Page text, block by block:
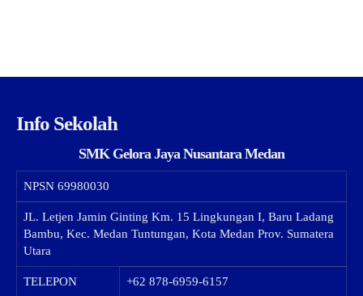
Info Sekolah
SMK Gelora Jaya Nusantara Medan
NPSN 69980030
JL. Letjen Jamin Ginting Km. 15 Lingkungan I, Baru Ladang
Bambu, Kec. Medan Tuntungan, Kota Medan Prov. Sumatera
Utara
TELEPON +62 878-6959-6157